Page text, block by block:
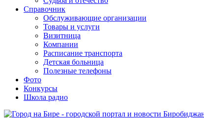
Справочник
Обслуживающие организации
Товары и услуги
Визитница
Компании
Расписание транспорта
Детская больница
Полезные телефоны
Фото
Конкурсы
Школа радио